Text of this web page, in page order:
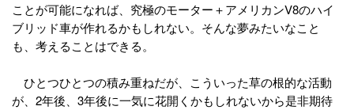
ことが可能になれば、究極のモーター＋アメリカンV8のハイ
ブリッド車が作れるかもしれない。そんな夢みたいなこと
も、考えることはできる。
ひとつひとつの積み重ねだが、こういった草の根的な活動
が、2年後、3年後に一気に花開くかもしれないから是非期待